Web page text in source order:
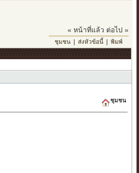
« หน้าที่แล้ว ต่อไป »
ชุมชน| ส่งหัวข้อนี้| พิมพ์
ชุมชน